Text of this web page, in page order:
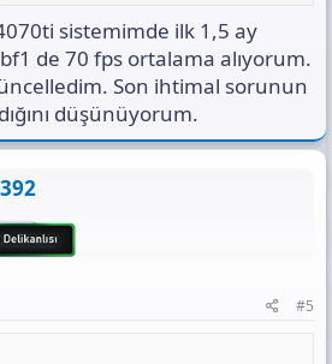
driver çakışmaları
Konumlandırılan 360mm sıvı
bağlı ısınma
adet 3'lü priz takıp 8'li prize uzatma
kurulamaması
altında değilken
bu ısıların normal olduğunu söylüyor
sistemimde ilk 1,5 ay
de 70 fps ortalama alıyorum.
Son ihtimal sorunun
düşünüyorum.
#5